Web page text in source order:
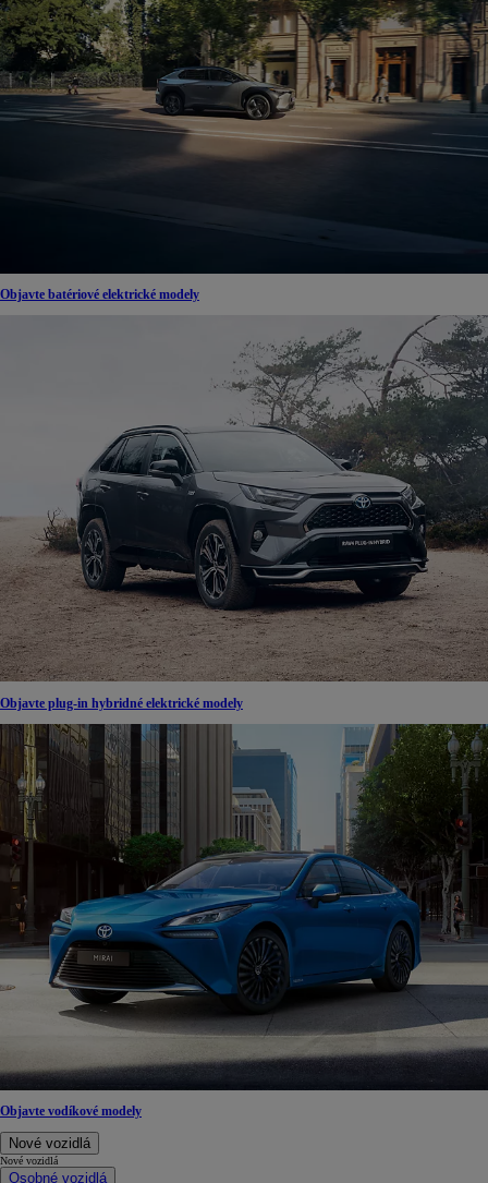
Objavte batériové elektrické modely
Objavte plug-in hybridné elektrické modely
Objavte vodíkové modely
Nové vozidlá
Nové vozidlá
Osobné vozidlá